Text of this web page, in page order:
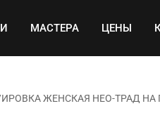
МАСТЕРА ЦЕНЫ
ЖЕНСКАЯ НЕО-ТРАД